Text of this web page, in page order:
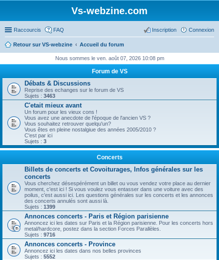
Vs-webzine.com
Raccourcis FAQ Connexion
Inscription
Retour sur VS-webzine Accueil du forum
Nous sommes le ven. août 07, 2026 10:08 pm
Forum de VS
Débats & Discussions
Reprise des echanges sur le forum de VS
Sujets : 3463
C'etait mieux avant
Un forum pour les vieux cons !
Vous avez une anecdote de l'époque de l'ancien VS ?
Vous souhaitez retrouver quelqu'un?
Vous êtes en pleine nostalgiue des années 2005/2010 ?
C'est par ici
Sujets : 3
Concerts
Billets de concerts et Covoiturages, Infos générales sur les
concerts
Vous cherchez désespérément un billet ou vous vendez votre place au dernier
moment, c'est ici ! Si vous voulez vous entasser dans une voiture avec des
poilus, c'est aussi ici. Les questions générales sur les concerts et les annonces
des concerts annulés sont aussi là.
Sujets : 1399
Annonces concerts - Paris et Région parisienne
Annoncez ici les dates sur Paris et la Région parisienne. Pour les concerts hors
metal/hardcore, postez dans la section Forces Parallèles.
Sujets : 9716
Annonces concerts - Province
Annoncez ici les dates dans nos belles provinces
Sujets : 5552